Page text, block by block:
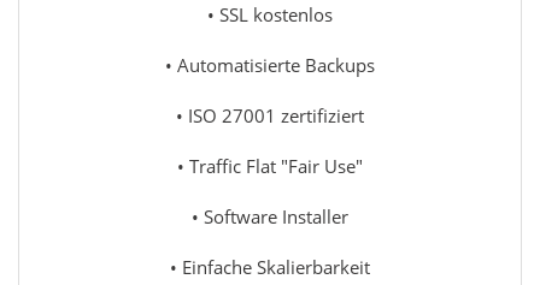
• SSL kostenlos
• Automatisierte Backups
• ISO 27001 zertifiziert
• Traffic Flat "Fair Use"
• Software Installer
• Einfache Skalierbarkeit